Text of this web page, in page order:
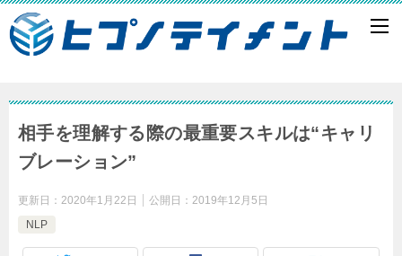
相手を理解する際の最重要スキルは“キャリ
ブレーション”
更新日： 2020年1月22日 公開日： 2019年12月5日
NLP